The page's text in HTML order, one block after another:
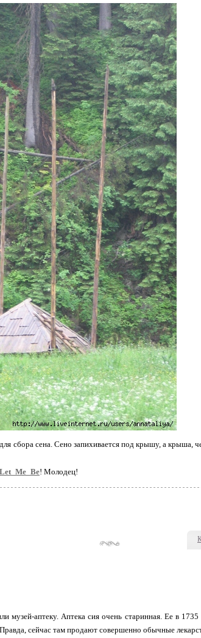
сбора сена. Сено запихивается под крышу, а крыша,
Let_Me_Be! Молодец!
музей-аптеку. Аптека сия очень старинная. Ее в
сейчас там продают совершенно обычные